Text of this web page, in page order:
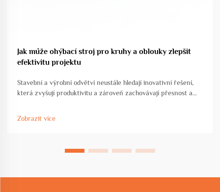
Jak může ohýbací stroj pro kruhy a oblouky zlepšit
efektivitu projektu
Stavební a výrobní odvětví neustále hledají inovativní řešení,
která zvyšují produktivitu a zároveň zachovávají přesnost a
Zobrazit více